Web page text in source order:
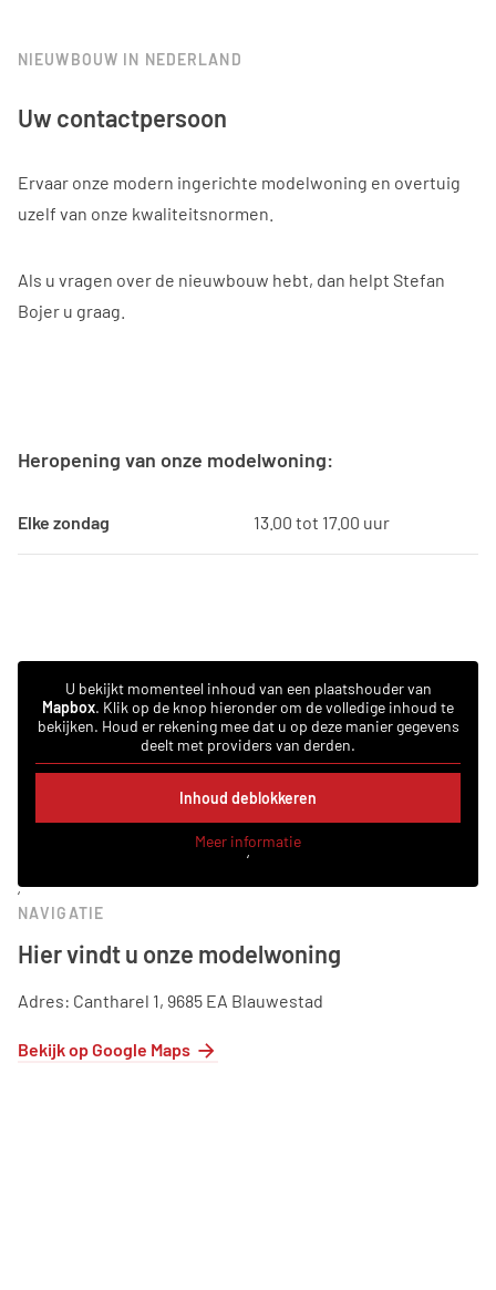
NIEUWBOUW IN NEDERLAND
Uw contactpersoon
Ervaar onze modern ingerichte modelwoning en overtuig
uzelf van onze kwaliteitsnormen.
Als u vragen over de nieuwbouw hebt, dan helpt Stefan
Bojer u graag.
Heropening van onze modelwoning:
Elke zondag 13.00 tot 17.00 uur
U bekijkt momenteel inhoud van een plaatshouder van
Mapbox. Klik op de knop hieronder om de volledige inhoud te
bekijken. Houd er rekening mee dat u op deze manier gegevens
deelt met providers van derden.
Inhoud deblokkeren
Meer informatie
‘
‘
NAVIGATIE
Hier vindt u onze modelwoning
Adres: Cantharel 1, 9685 EA Blauwestad
Bekijk op Google Maps